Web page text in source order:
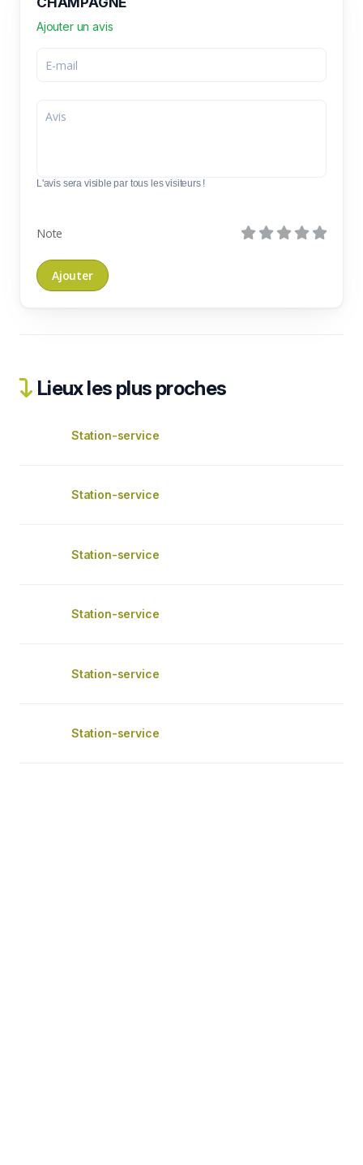
Ajouter un avis
L'avis sera visible par tous les visiteurs !
Note
Lieux les plus proches
Station-service
Station-service
Station-service
Station-service
Station-service
Station-service